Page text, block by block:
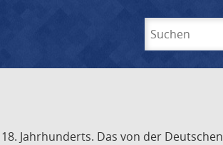
Jahrhunderts. Das von der Deutschen